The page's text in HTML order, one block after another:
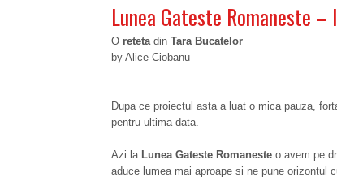
Lunea Gateste Romaneste
O retetadin Tara Bucatelor
by Alice Ciobanu
Dupa ce proiectul asta a luat o mica pauza,
pentru ultima data.
Azi la Lunea Gateste Romaneste o avem pe
aduce lumea mai aproape si ne pune